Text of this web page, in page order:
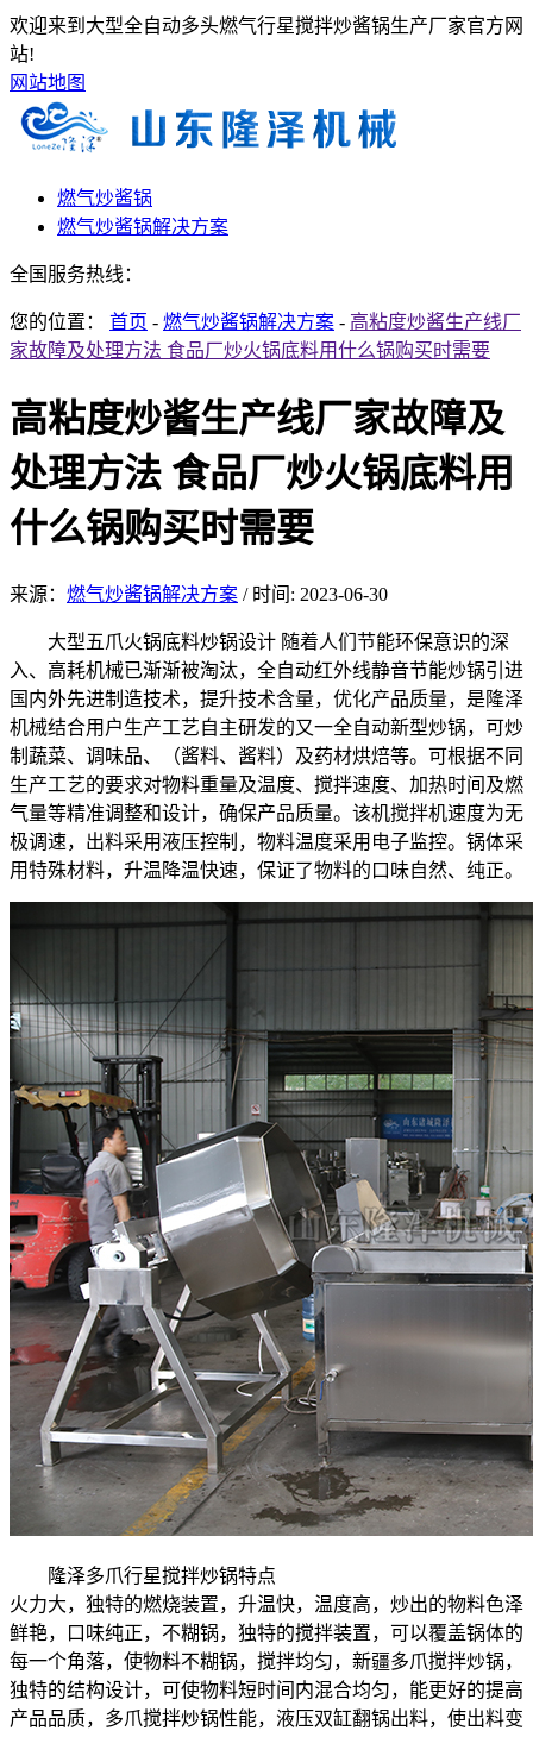
欢迎来到大型全自动多头燃气行星搅拌炒酱锅生产厂家官方网
站!
网站地图
燃气炒酱锅
燃气炒酱锅解决方案
全国服务热线：
您的位置： 首页 - 燃气炒酱锅解决方案 - 高粘度炒酱生产线厂
家故障及处理方法 食品厂炒火锅底料用什么锅购买时需要
高粘度炒酱生产线厂家故障及
处理方法 食品厂炒火锅底料用
什么锅购买时需要
来源： 燃气炒酱锅解决方案 / 时间: 2023-06-30
大型五爪火锅底料炒锅设计 随着人们节能环保意识的深
入、高耗机械已渐渐被淘汰，全自动红外线静音节能炒锅引进
国内外先进制造技术，提升技术含量，优化产品质量，是隆泽
机械结合用户生产工艺自主研发的又一全自动新型炒锅，可炒
制蔬菜、调味品、（酱料、酱料）及药材烘焙等。可根据不同
生产工艺的要求对物料重量及温度、搅拌速度、加热时间及燃
气量等精准调整和设计，确保产品质量。该机搅拌机速度为无
极调速，出料采用液压控制，物料温度采用电子监控。锅体采
用特殊材料，升温降温快速，保证了物料的口味自然、纯正。
隆泽多爪行星搅拌炒锅特点
火力大，独特的燃烧装置，升温快，温度高，炒出的物料色泽
鲜艳，口味纯正，不糊锅，独特的搅拌装置，可以覆盖锅体的
每一个角落，使物料不糊锅，搅拌均匀，新疆多爪搅拌炒锅，
独特的结构设计，可使物料短时间内混合均匀，能更好的提高
产品品质，多爪搅拌炒锅性能，液压双缸翻锅出料，使出料变